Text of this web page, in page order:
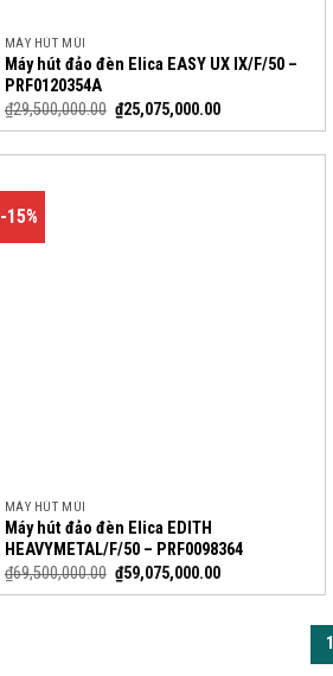
MÁY HÚT MÙI
Máy hút đảo đèn Elica EASY UX IX/F/50 –
PRF0120354A
₫29,500,000.00 ₫25,075,000.00
-15%
MÁY HÚT MÙI
Máy hút đảo đèn Elica EDITH
HEAVYMETAL/F/50 – PRF0098364
₫69,500,000.00 ₫59,075,000.00
1